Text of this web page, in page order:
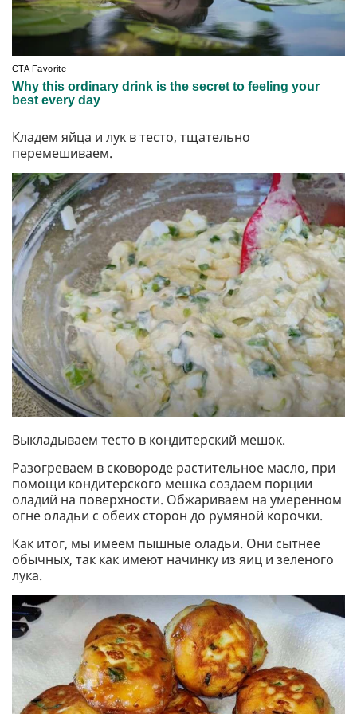
Кладем яйца и лук в тесто, тщательно
перемешиваем.
Выкладываем тесто в кондитерский мешок.
Разогреваем в сковороде растительное масло, при
помощи кондитерского мешка создаем порции
оладий на поверхности. Обжариваем на умеренном
огне оладьи с обеих сторон до румяной корочки.
Как итог, мы имеем пышные оладьи. Они сытнее
обычных, так как имеют начинку из яиц и зеленого
лука.